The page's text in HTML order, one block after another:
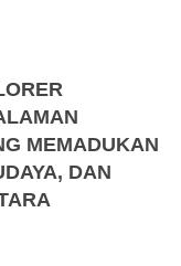
MEMADUKAN
DAN